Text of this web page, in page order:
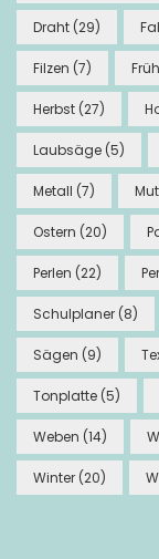
Draht (29)
Filzen (7)
Herbst (27)
Laubsäge (5)
Metall (7)
Ostern (20)
Perlen (22)
Schulplaner (8)
Sägen (9)
Tonplatte (5)
Weben (14)
Winter (20)